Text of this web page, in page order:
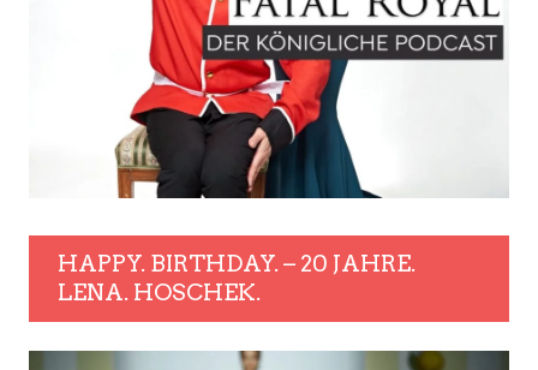
HAPPY. BIRTHDAY. – 20 JAHRE.
LENA. HOSCHEK.